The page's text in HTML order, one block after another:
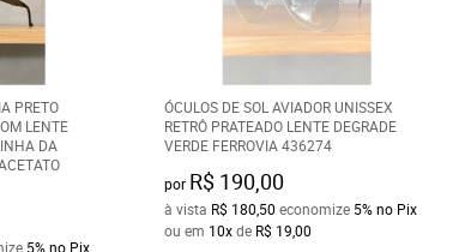
PRETO
LENTE
DA
5%no Pix
ÓCULOS DE SOL AVIADOR UNISSEX
RETRÔ PRATEADO LENTE DEGRADE
VERDE FERROVIA 436274
por R$ 190,00
à vista R$ 180,50 economize 5% no Pix
ou em 10xde R$ 19,00